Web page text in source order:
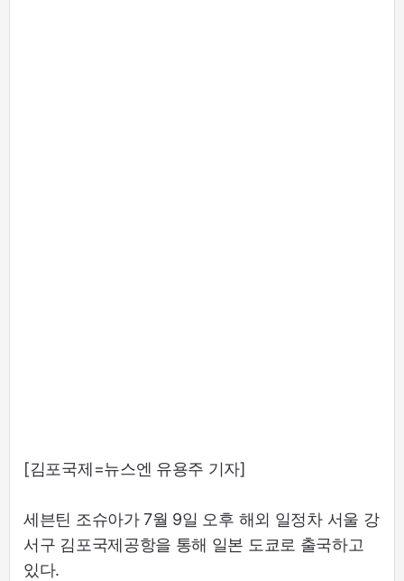
[김포국제=뉴스엔 유용주 기자]
세븐틴 조슈아가 7월 9일 오후 해외 일정차 서울 강
서구 김포국제공항을 통해 일본 도쿄로 출국하고
있다.